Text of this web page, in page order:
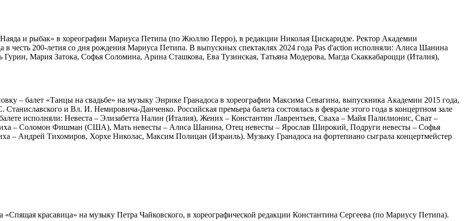
и рыбак» в хореографии Мариуса Петипа (по Жюллю Перро), в редакции Николая Цискаридзе. Ректор Академии
в честь 200-летия со дня рождения Мариуса Петипа. В выпускных спектаклях 2024 года Pas d'action исполняли: Алиса Шанина
Мария Затока, Софья Соломина, Арина Сташкова, Ева Тузинская, Татьяна Модерова, Магда Скаккабароцци (Италия),
– балет «Танцы на свадьбе» на музыку Энрике Гранадоса в хореографии Максима Севагина, выпускника Академии 2015 года,
и Вл. И. Немировича-Данченко. Российская премьера балета состоялась в феврале этого года в концертном зале
исполняли: Невеста – Элизабетта Налин (Италия), Жених – Константин Лаврентьев, Сваха – Майя Палилионис, Сват –
– Соломон Фишман (США), Мать невесты – Алиса Шанина, Отец невесты – Ярослав Широкий, Подруги невесты – Софья
– Андрей Тихомиров, Хорхе Николас, Максим Полицан (Израиль). Музыку Гранадоса на фортепиано сыграла концертмейстер
красавица» на музыку Петра Чайковского, в хореографической редакции Константина Сергеева (по Мариусу Петипа).